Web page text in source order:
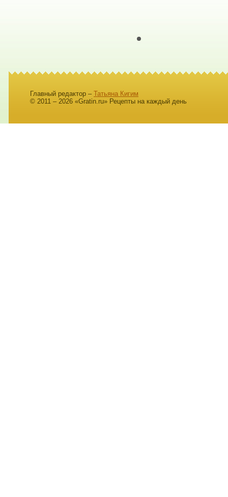
Главный редактор – Татьяна Кигим
© 2011 – 2026 «Gratin.ru» Рецепты на каждый день